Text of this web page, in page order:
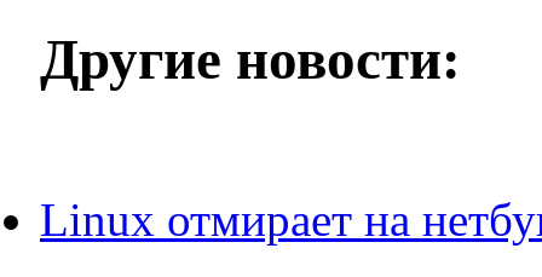
Другие новости:
Linux отмирает на